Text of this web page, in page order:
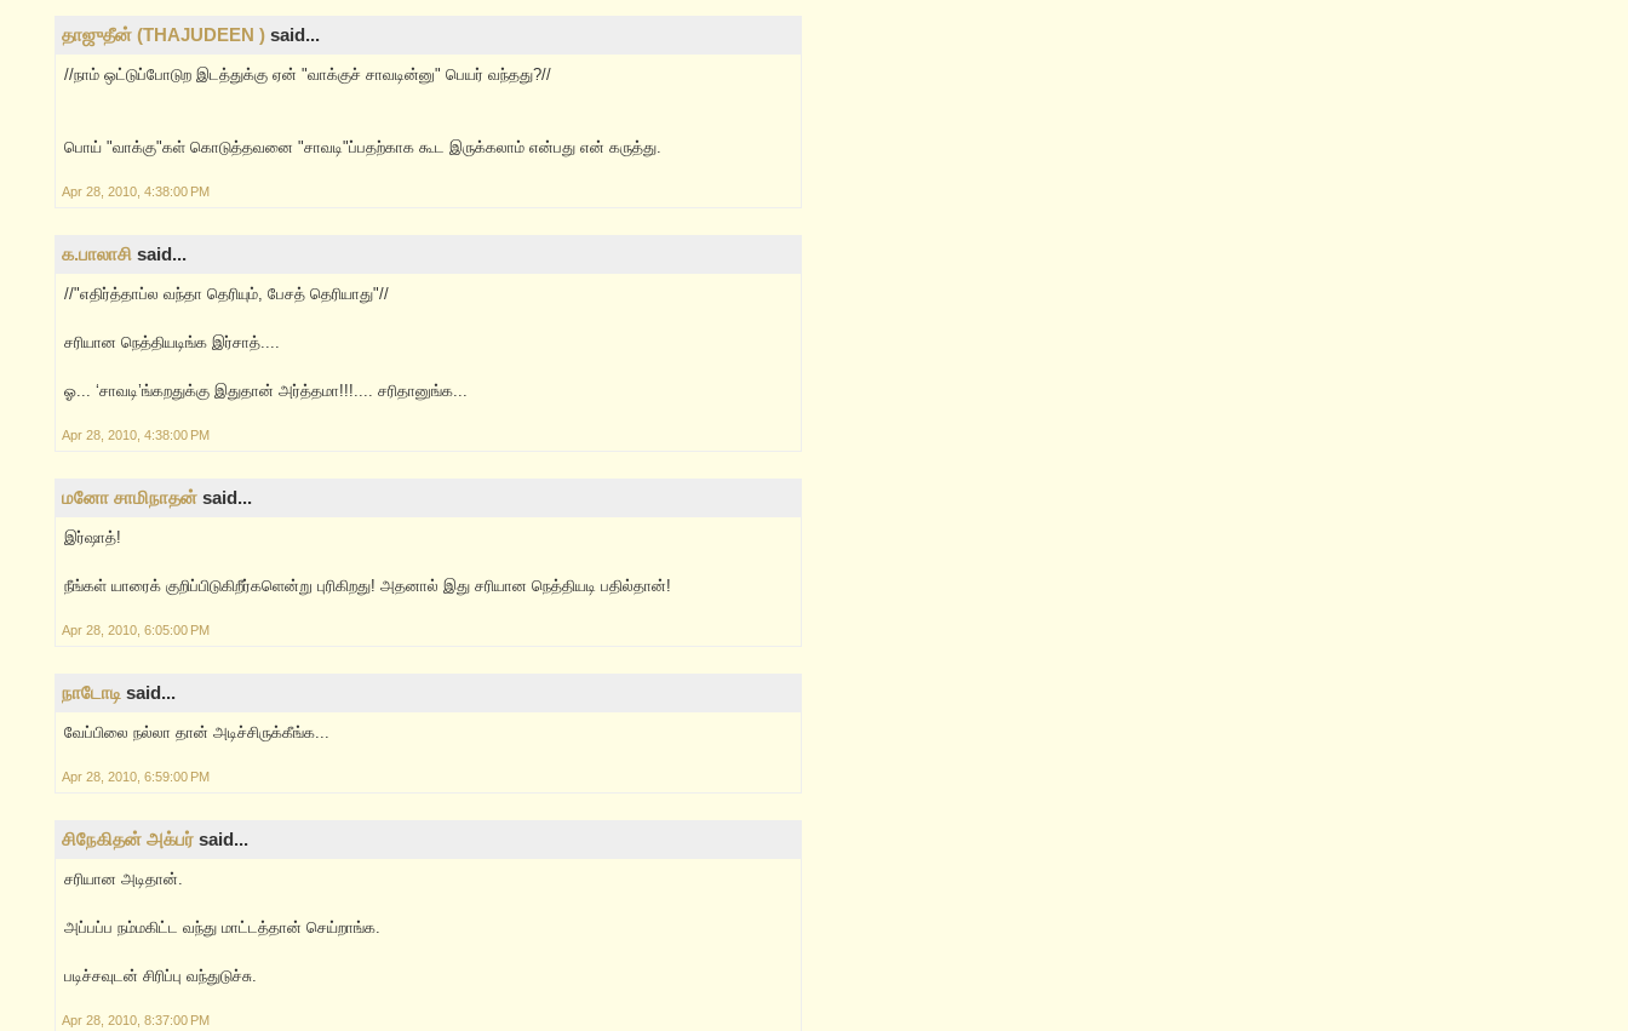
தாஜுதீன் (THAJUDEEN ) said...
//நாம் ஒட்டுப்போடுற இடத்துக்கு ஏன் "வாக்குச் சாவடின்னு" பெயர் வந்தது?//
பொய் "வாக்கு"கள் கொடுத்தவனை "சாவடி"ப்பதற்காக கூட இருக்கலாம் என்பது என் கருத்து.
Apr 28, 2010, 4:38:00 PM
க.பாலாசி said...
//"எதிர்த்தாப்ல வந்தா தெரியும், பேசத் தெரியாது"//
சரியான நெத்தியடிங்க இர்சாத்....
ஓ... ‘சாவடி’ங்கறதுக்கு இதுதான் அர்த்தமா!!!.... சரிதானுங்க...
Apr 28, 2010, 4:38:00 PM
மனோ சாமிநாதன் said...
இர்ஷாத்!
நீங்கள் யாரைக் குறிப்பிடுகிறீர்களென்று புரிகிறது! அதனால் இது சரியான நெத்தியடி பதில்தான்!
Apr 28, 2010, 6:05:00 PM
நாடோடி said...
வேப்பிலை ந‌ல்லா தான் அடிச்சிருக்கீங்க‌...
Apr 28, 2010, 6:59:00 PM
சிநேகிதன் அக்பர் said...
சரியான அடிதான்.
அப்பப்ப நம்மகிட்ட வந்து மாட்டத்தான் செய்றாங்க.
படிச்சவுடன் சிரிப்பு வந்துடுச்சு.
Apr 28, 2010, 8:37:00 PM